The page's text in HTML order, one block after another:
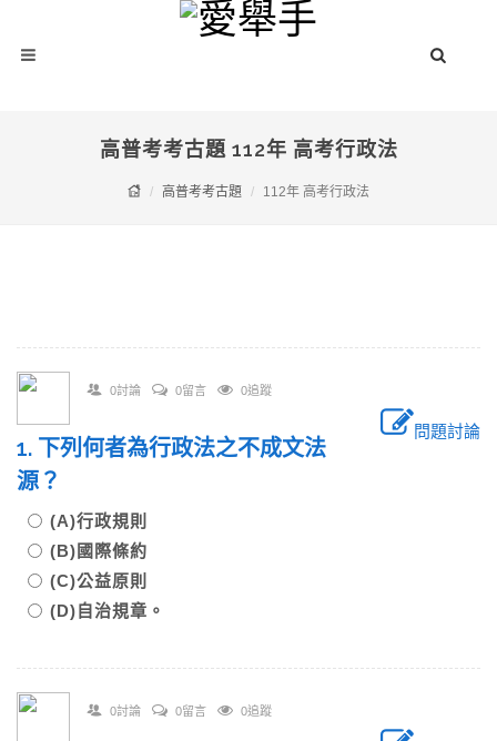
高普考考古題 112年 高考行政法
高普考考古題 112年 高考行政法
0討論 0留言 0追蹤
問題討論
1. 下列何者為行政法之不成文法
源？
(A)行政規則
(B)國際條約
(C)公益原則
(D)自治規章。
0討論 0留言 0追蹤